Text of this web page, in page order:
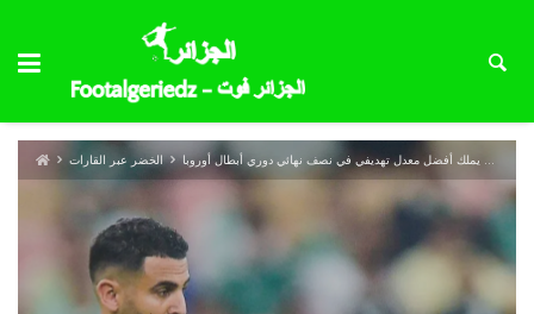
الخضر عبر القارات قبل انطلاق مواجهتي المربع الذهبي… محرز يملك أفضل معدل تهديفي في نصف نهائي دوري أبطال أوروبا